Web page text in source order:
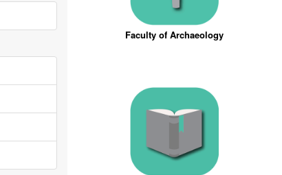
Faculty of Archaeology